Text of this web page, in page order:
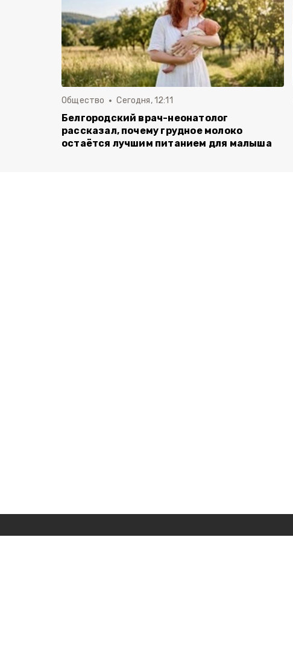
Общество Сегодня, 12:11
Белгородский врач-неонатолог
рассказал, почему грудное молоко
остаётся лучшим питанием для малыша
Разделы
О проекте